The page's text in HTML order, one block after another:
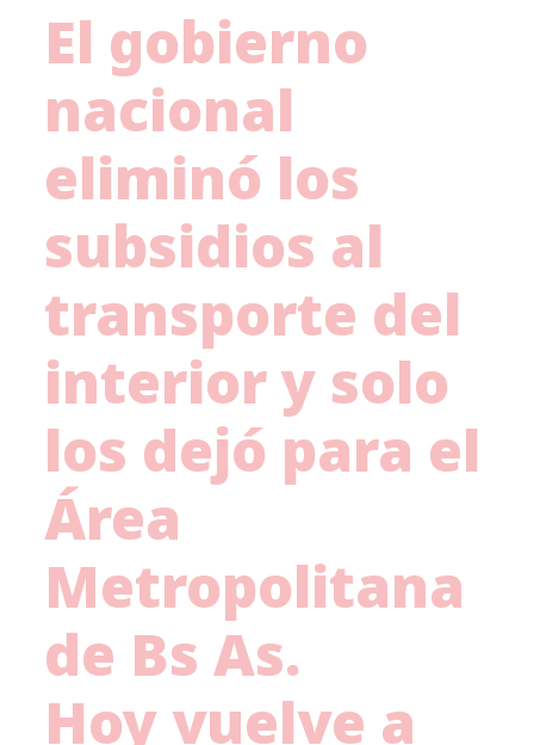
El gobierno
nacional
eliminó los
subsidios al
transporte del
interior y solo
los dejó para el
Área
Metropolitana
de Bs As.
Hoy vuelve a